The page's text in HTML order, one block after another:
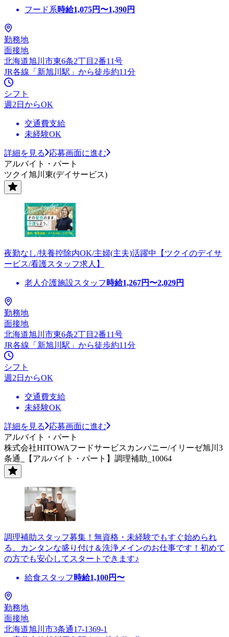
フード系時給1,075円〜1,390円
勤務地
面接地
北海道旭川市東6条2丁目2番11号
JR各線「新旭川駅」から徒歩約11分
シフト
週2日からOK
交通費支給
未経験OK
詳細を見る
応募画面に進む
アルバイト・パート
ツクイ旭川東(デイサービス)
夜勤なし/扶養控除内OK/主婦(主夫)活躍中【ツクイのデイサ
ービス/看護スタッフ求人】
老人介護施設スタッフ 時給1,267円〜2,029円
勤務地
面接地
北海道旭川市東6条2丁目2番11号
JR各線「新旭川駅」から徒歩約11分
シフト
週2日からOK
交通費支給
未経験OK
詳細を見る
応募画面に進む
アルバイト・パート
株式会社HITOWAフードサービスカンパニー/イリーゼ旭川3
条通_【アルバイト・パート】調理補助_10064
調理補助スタッフ募集！無資格・未経験でもすぐ始められ
る、カンタンな盛り付け＆洗浄メインのお仕事です！初めて
の方でも安心してスタートできます♪
給食スタッフ 時給1,100円〜
勤務地
面接地
北海道旭川市3条通17-1369-1